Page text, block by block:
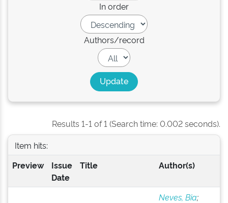
In order
Authors/record
Results 1-1 of 1 (Search time: 0.002 seconds).
Item hits:
Preview
Issue
Date
Title Author(s)
Neves, Bia;